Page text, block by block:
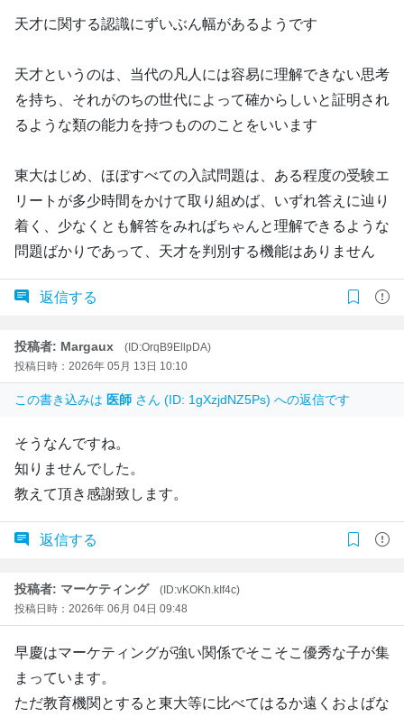
天才に関する認識にずいぶん幅があるようです
天才というのは、当代の凡人には容易に理解できない思考
を持ち、それがのちの世代によって確からしいと証明され
るような類の能力を持つもののことをいいます
東大はじめ、ほぼすべての入試問題は、ある程度の受験エ
リートが多少時間をかけて取り組めば、いずれ答えに辿り
着く、少なくとも解答をみればちゃんと理解できるような
問題ばかりであって、天才を判別する機能はありません
返信する
投稿者: Margaux
(ID:OrqB9EllpDA)
投稿日時：2026年 05月 13日 10:10
この書き込みは 医師 さん (ID: 1gXzjdNZ5Ps) への返信です
そうなんですね。
知りませんでした。
教えて頂き感謝致します。
返信する
投稿者: マーケティング
(ID:vKOKh.kIf4c)
投稿日時：2026年 06月 04日 09:48
早慶はマーケティングが強い関係でそこそこ優秀な子が集
まっています。
ただ教育機関とすると東大等に比べてはるか遠くおよばな